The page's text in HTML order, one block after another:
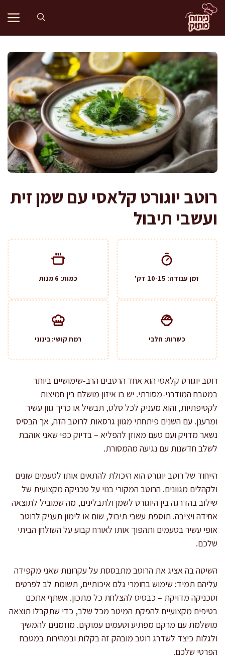
לדלג
לתוכן
רוטב יוגורט קלאסי עם שמן זית
ועשבי תיבול
זמן עבודה: 10-15 דק' כמות: 6 מנות
כשרות: חלבי רמת קושי: בינוני
רוטב יוגורט קלאסי הוא אחד הרטבים הרב-שימושיים ביותר
במטבח המודרני-מסורתי. יש בו איזון מושלם בין חמיצות
לקטיפתיות, והוא מעניק לכל סלט, תבשיל או כריך גוון עשיר
ומרענן. עם השנים פיתחתי מגוון גרסאות לרוטב הזה, אך הבסיס
נשאר מדויק ועם טעם מאוזן להפליא – בדיוק כפי שאני אוהבת
לשלב חדשנות עם נגיעה מהמסורת.
הייחוד של רוטב יוגורט הוא היכולת להתאים אותו לטעמים שונים
ולקהלים מגוונים. הרוטב המקורי בנוי על טכניקה מקצועית של
שילוב בהדרגה בין היוגורט לשמן ולתבלינים, מה שמוביל לתוצאה
אחידה ויציבה. תוספת עשבי תיבול, שום או לימון תעניק לרוטב
אופי עשיר בטעמים ותהפוך אותו לאורח קבוע על השולחן הביתי
שלכם.
השיטה בה אציג את הרוטב מתבססת על עקרונות שאני מקפידה
עליהם תמיד: שימוש בחומרי גלם איכותיים, תשומת לב לפרטים
וטכניקה מדויקת – כבסיס להצלחת כל מתכון. אשתף אתכם
בטיפים מקצועיים להפקת המיטב מכל שלב, כדי שתקבלו תוצאה
מושלמת עם מרקם מפתיע וטעמים עמוקים. מוזמנים להמשיך
ולגלות כיצד לשדרג רוטב מובהק זה בקלות ובמהירות במטבח
הפרטי שלכם.